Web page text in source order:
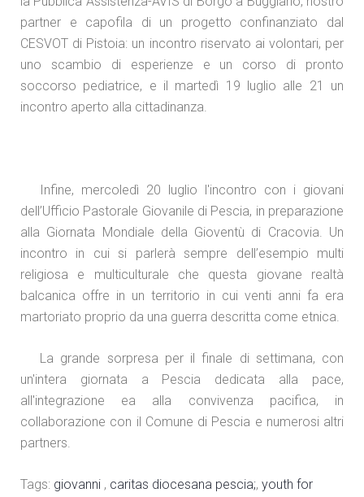
partner e capofila di un progetto confinanziato dal
CESVOT di Pistoia: un incontro riservato ai volontari, per
uno scambio di esperienze e un corso di pronto
soccorso pediatrice, e il martedì 19 luglio alle 21 un
incontro aperto alla cittadinanza.
Infine, mercoledì 20 luglio l'incontro con i giovani
dell’Ufficio Pastorale Giovanile di Pescia, in preparazione
alla Giornata Mondiale della Gioventù di Cracovia. Un
incontro in cui si parlerà sempre dell’esempio multi
religiosa e multiculturale che questa giovane realtà
balcanica offre in un territorio in cui venti anni fa era
martoriato proprio da una guerra descritta come etnica.
La grande sorpresa per il finale di settimana, con
un'intera giornata a Pescia dedicata alla pace,
all'integrazione ea alla convivenza pacifica, in
collaborazione con il Comune di Pescia e numerosi altri
partners.
Tags: giovanni , caritas diocesana pescia;, youth for